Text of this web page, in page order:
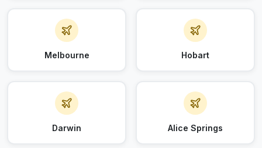
Melbourne Hobart
Darwin Alice Springs